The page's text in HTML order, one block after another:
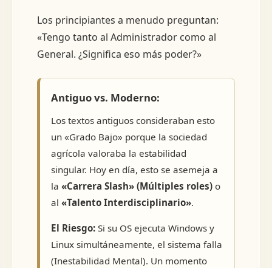
Los principiantes a menudo preguntan:
«Tengo tanto al Administrador como al
General. ¿Significa eso más poder?»
Antiguo vs. Moderno:
Los textos antiguos consideraban esto
un «Grado Bajo» porque la sociedad
agrícola valoraba la estabilidad
singular. Hoy en día, esto se asemeja a
la «Carrera Slash» (Múltiples roles) o
al «Talento Interdisciplinario».
El Riesgo: Si su OS ejecuta Windows y
Linux simultáneamente, el sistema falla
(Inestabilidad Mental). Un momento